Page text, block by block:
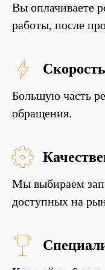
Вы оплачиваете
работы, после
Скорость
Большую часть
обращения.
Мы выбираем
доступных на